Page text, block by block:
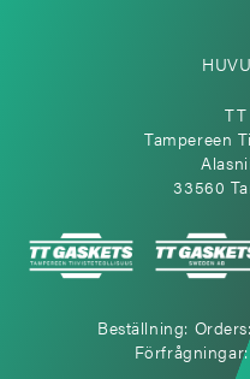
TT
Tampereen
33560
Beställning: